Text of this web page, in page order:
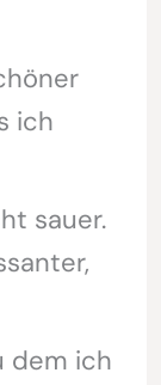
ich
sauer.
dem ich